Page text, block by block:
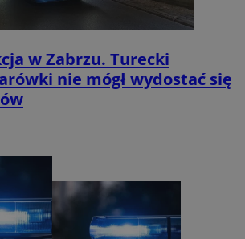
w Zabrzu. Turecki
nie mógł wydostać się